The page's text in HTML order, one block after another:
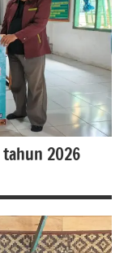
tahun 2026